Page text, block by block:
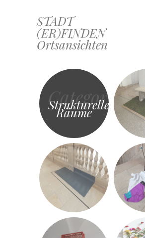
STADT
(ER)FINDEN
Ortsansichten
Skip
to
content
Category
Strukturelle
Räume